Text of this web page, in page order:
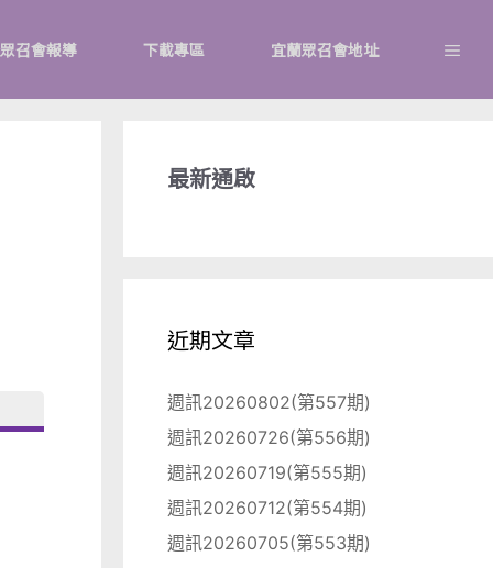
眾召會報導 下載專區 宜蘭眾召會地址
最新通啟
近期文章
週訊20260802(第557期)
週訊20260726(第556期)
週訊20260719(第555期)
週訊20260712(第554期)
週訊20260705(第553期)